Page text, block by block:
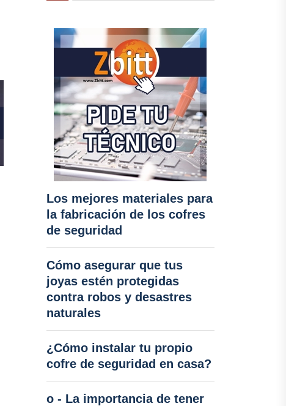
Los mejores materiales para
la fabricación de los cofres
de seguridad
Cómo asegurar que tus
joyas estén protegidas
contra robos y desastres
naturales
¿Cómo instalar tu propio
cofre de seguridad en casa?
o - La importancia de tener